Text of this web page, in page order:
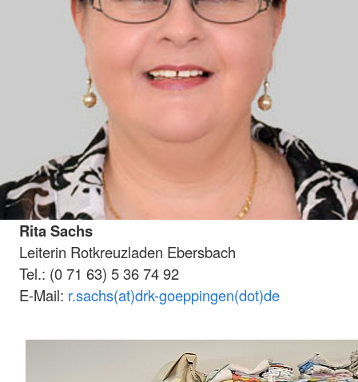
Rita Sachs
Leiterin Rotkreuzladen Ebersbach
Tel.: (0 71 63) 5 36 74 92
E-Mail: r.sachs(at)drk-goeppingen(dot)de